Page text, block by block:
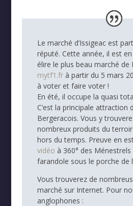
Le marché d’Issigeac est
réputé. Cette année, il est
élire le plus beau marché de
mytf1.frà partir du 5 mars
à voter et faire voter !
En été, il occupe la quasi
C’est la principale attraction
Bergeracois. Vous y
nombreux produits du
hors du temps. Preuve en
vidéo à 360° des
farandole sous le porche de
Vous trouverez de
marché sur Internet. Pour
anglophones :